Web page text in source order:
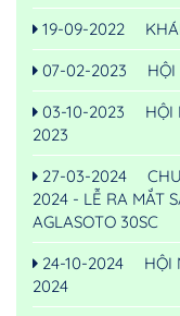
19-09-2022
07-02-2023
03-10-2023
HỘI
2023
27-03-2024
2024 - LỄ RA MẮT
AGLASOTO 30SC
24-10-2024
HỘI
2024